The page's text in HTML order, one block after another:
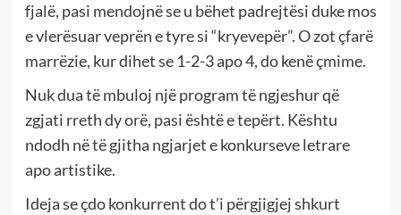
fjalë, pasi mendojnë se u bëhet padrejtësi duke mos
e vlerësuar veprën e tyre si “kryevepër”. O zot çfarë
marrëzie, kur dihet se 1-2-3 apo 4, do kenë çmime.
Nuk dua të mbuloj një program të ngjeshur që
zgjati rreth dy orë, pasi është e tepërt. Kështu
ndodh në të gjitha ngjarjet e konkurseve letrare
apo artistike.
Ideja se çdo konkurrent do t’i përgjigjej shkurt